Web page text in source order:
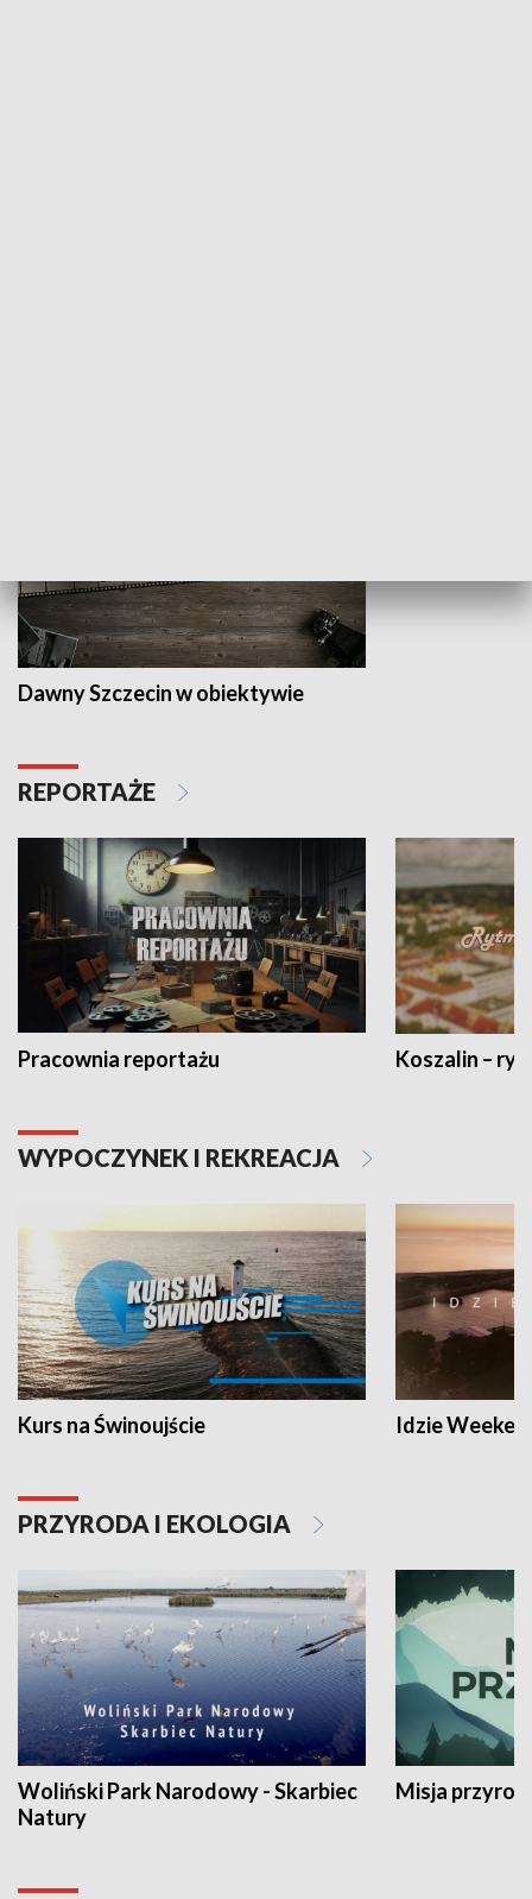
Dawny Szczecin w obiektywie
REPORTAŻE
Pracownia reportażu Koszalin –
WYPOCZYNEK I REKREACJA
Kurs na Świnoujście Idzie
PRZYRODA I EKOLOGIA
Woliński Park Narodowy - Skarbiec
Natury
Misja